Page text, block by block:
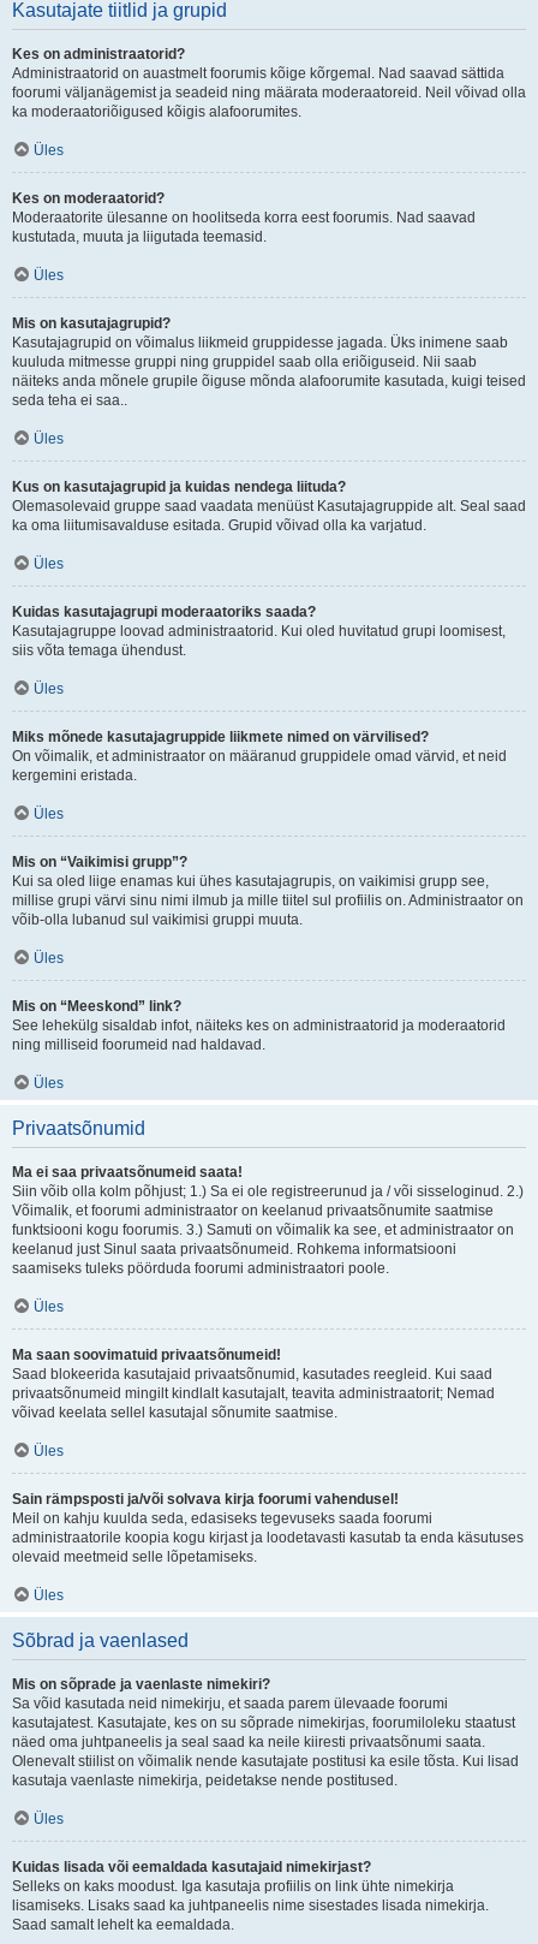
Kasutajate tiitlid ja grupid
Kes on administraatorid?
Administraatorid on auastmelt foorumis kõige kõrgemal. Nad saavad sättida
foorumi väljanägemist ja seadeid ning määrata moderaatoreid. Neil võivad olla
ka moderaatoriõigused kõigis alafoorumites.
Üles
Kes on moderaatorid?
Moderaatorite ülesanne on hoolitseda korra eest foorumis. Nad saavad
kustutada, muuta ja liigutada teemasid.
Üles
Mis on kasutajagrupid?
Kasutajagrupid on võimalus liikmeid gruppidesse jagada. Üks inimene saab
kuuluda mitmesse gruppi ning gruppidel saab olla eriõiguseid. Nii saab
näiteks anda mõnele grupile õiguse mõnda alafoorumite kasutada, kuigi teised
seda teha ei saa..
Üles
Kus on kasutajagrupid ja kuidas nendega liituda?
Olemasolevaid gruppe saad vaadata menüüst Kasutajagruppide alt. Seal saad
ka oma liitumisavalduse esitada. Grupid võivad olla ka varjatud.
Üles
Kuidas kasutajagrupi moderaatoriks saada?
Kasutajagruppe loovad administraatorid. Kui oled huvitatud grupi loomisest,
siis võta temaga ühendust.
Üles
Miks mõnede kasutajagruppide liikmete nimed on värvilised?
On võimalik, et administraator on määranud gruppidele omad värvid, et neid
kergemini eristada.
Üles
Mis on “Vaikimisi grupp”?
Kui sa oled liige enamas kui ühes kasutajagrupis, on vaikimisi grupp see,
millise grupi värvi sinu nimi ilmub ja mille tiitel sul profiilis on. Administraator on
võib-olla lubanud sul vaikimisi gruppi muuta.
Üles
Mis on “Meeskond” link?
See lehekülg sisaldab infot, näiteks kes on administraatorid ja moderaatorid
ning milliseid foorumeid nad haldavad.
Üles
Privaatsõnumid
Ma ei saa privaatsõnumeid saata!
Siin võib olla kolm põhjust; 1.) Sa ei ole registreerunud ja / või sisseloginud. 2.)
Võimalik, et foorumi administraator on keelanud privaatsõnumite saatmise
funktsiooni kogu foorumis. 3.) Samuti on võimalik ka see, et administraator on
keelanud just Sinul saata privaatsõnumeid. Rohkema informatsiooni
saamiseks tuleks pöörduda foorumi administraatori poole.
Üles
Ma saan soovimatuid privaatsõnumeid!
Saad blokeerida kasutajaid privaatsõnumid, kasutades reegleid. Kui saad
privaatsõnumeid mingilt kindlalt kasutajalt, teavita administraatorit; Nemad
võivad keelata sellel kasutajal sõnumite saatmise.
Üles
Sain rämpsposti ja/või solvava kirja foorumi vahendusel!
Meil on kahju kuulda seda, edasiseks tegevuseks saada foorumi
administraatorile koopia kogu kirjast ja loodetavasti kasutab ta enda käsutuses
olevaid meetmeid selle lõpetamiseks.
Üles
Sõbrad ja vaenlased
Mis on sõprade ja vaenlaste nimekiri?
Sa võid kasutada neid nimekirju, et saada parem ülevaade foorumi
kasutajatest. Kasutajate, kes on su sõprade nimekirjas, foorumiloleku staatust
näed oma juhtpaneelis ja seal saad ka neile kiiresti privaatsõnumi saata.
Olenevalt stiilist on võimalik nende kasutajate postitusi ka esile tõsta. Kui lisad
kasutaja vaenlaste nimekirja, peidetakse nende postitused.
Üles
Kuidas lisada või eemaldada kasutajaid nimekirjast?
Selleks on kaks moodust. Iga kasutaja profiilis on link ühte nimekirja
lisamiseks. Lisaks saad ka juhtpaneelis nime sisestades lisada nimekirja.
Saad samalt lehelt ka eemaldada.